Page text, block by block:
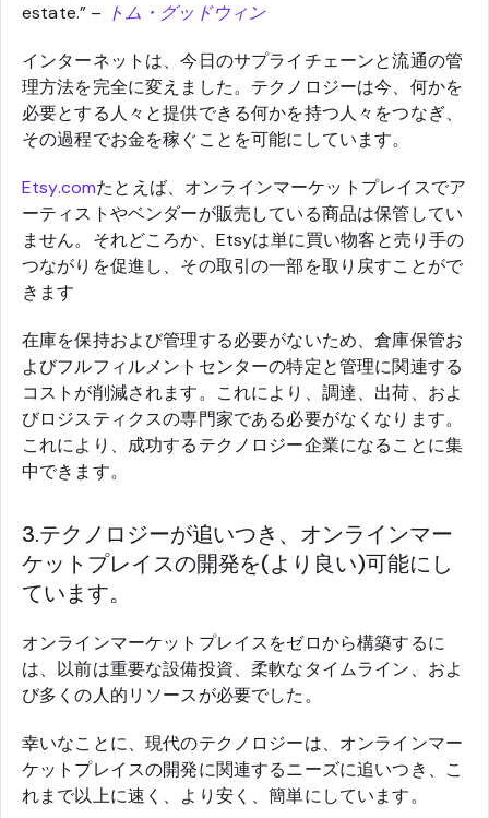
estate.” – トム・グッドウィン
インターネットは、今日のサプライチェーンと流通の管
理方法を完全に変えました。テクノロジーは今、何かを
必要とする人々と提供できる何かを持つ人々をつなぎ、
その過程でお金を稼ぐことを可能にしています。
Etsy.comたとえば、オンラインマーケットプレイスでア
ーティストやベンダーが販売している商品は保管してい
ません。それどころか、Etsyは単に買い物客と売り手の
つながりを促進し、その取引の一部を取り戻すことがで
きます
在庫を保持および管理する必要がないため、倉庫保管お
よびフルフィルメントセンターの特定と管理に関連する
コストが削減されます。これにより、調達、出荷、およ
びロジスティクスの専門家である必要がなくなります。
これにより、成功するテクノロジー企業になることに集
中できます。
3.テクノロジーが追いつき、オンラインマー
ケットプレイスの開発を(より良い)可能にし
ています。
オンラインマーケットプレイスをゼロから構築するに
は、以前は重要な設備投資、柔軟なタイムライン、およ
び多くの人的リソースが必要でした。
幸いなことに、現代のテクノロジーは、オンラインマー
ケットプレイスの開発に関連するニーズに追いつき、こ
れまで以上に速く、より安く、簡単にしています。